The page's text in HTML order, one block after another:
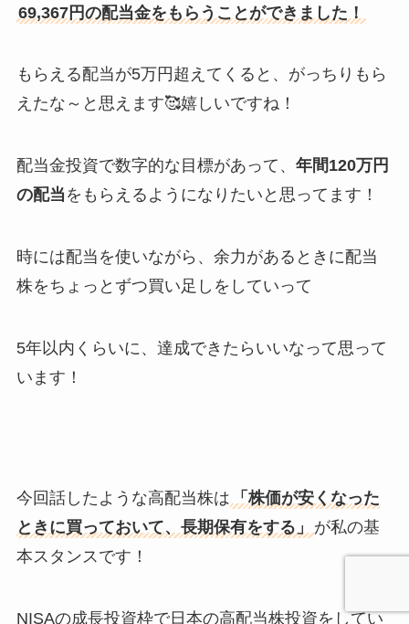
69,367円の配当金をもらうことができました！
もらえる配当が5万円超えてくると、がっちりもら
えたな～と思えます🥰嬉しいですね！
配当金投資で数字的な目標があって、 年間120万円
の配当 をもらえるようになりたいと思ってます！
時には配当を使いながら、余力があるときに配当
株をちょっとずつ買い足しをしていって
5年以内くらいに、達成できたらいいなって思って
います！
今回話したような高配当株は
「株価が安くなった
ときに買っておいて、長期保有をする」
が私の基
本スタンスです！
NISAの成長投資枠で日本の高配当株投資をしてい